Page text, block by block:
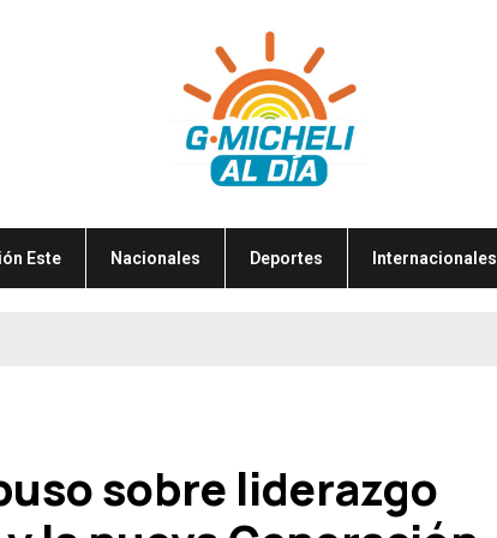
Este Nacionales Deportes Internacionales
sobre liderazgo